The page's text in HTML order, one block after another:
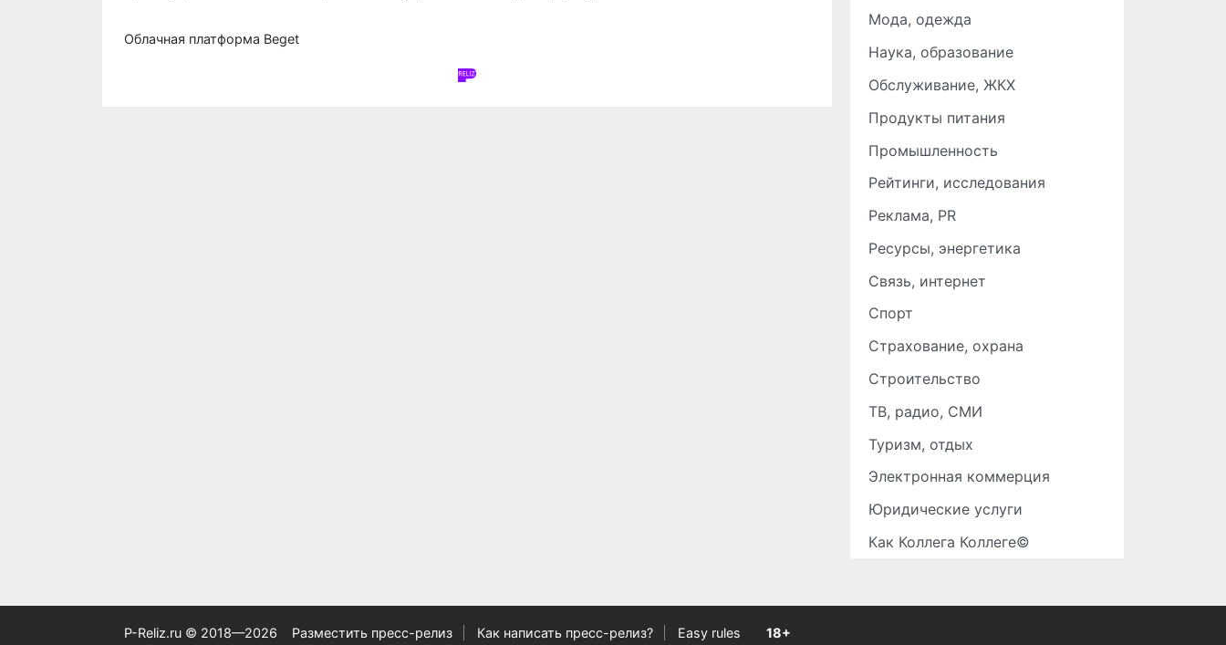
Облачная платформа Beget
Мода, одежда
Наука, образование
Обслуживание, ЖКХ
Продукты питания
Промышленность
Рейтинги, исследования
Реклама, PR
Ресурсы, энергетика
Связь, интернет
Спорт
Страхование, охрана
Строительство
ТВ, радио, СМИ
Туризм, отдых
Электронная коммерция
Юридические услуги
Как Коллега Коллеге©
P-Reliz.ru © 2018—2026 Разместить пресс-релиз Как написать пресс-релиз? Easy rules 18+